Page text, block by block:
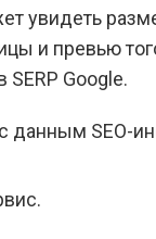
увидеть
и превью
SERP Google.
данным SEO-